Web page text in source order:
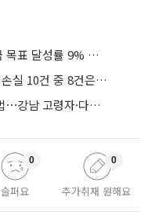
미소금융 신상품 석 달⋯생계자금 목표 달성률 9% 그쳐
회수 포기한 돈 1조2000억⋯추정손실 10건 중 8건은 기업대출
세제 개편에 복잡해진 자산가 셈법⋯강남 고령자·다주택자 ‘자산재편 고심’
슬퍼요
0
추가취재 원해요
0